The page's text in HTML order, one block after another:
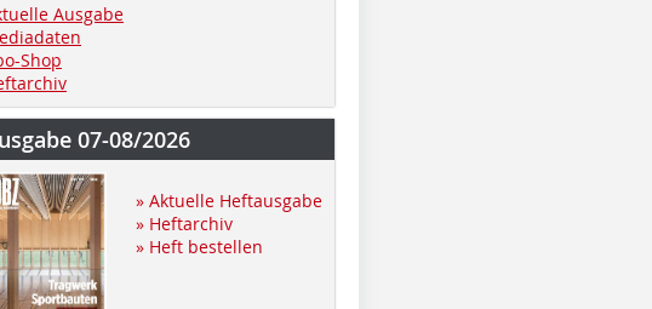
Ausgabe
Shop
07-08/2026
» Aktuelle Heftausgabe
» Heftarchiv
» Heft bestellen